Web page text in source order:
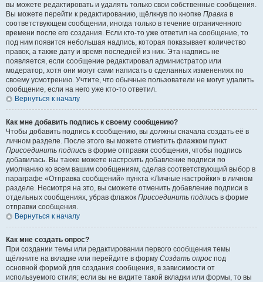
вы можете редактировать и удалять только свои собственные сообщения.
Вы можете перейти к редактированию, щёлкнув по кнопке Правка в
соответствующем сообщении, иногда только в течение ограниченного
времени после его создания. Если кто-то уже ответил на сообщение, то
под ним появится небольшая надпись, которая показывает количество
правок, а также дату и время последней из них. Эта надпись не
появляется, если сообщение редактировал администратор или
модератор, хотя они могут сами написать о сделанных изменениях по
своему усмотрению. Учтите, что обычные пользователи не могут удалить
сообщение, если на него уже кто-то ответил.
Вернуться к началу
Как мне добавить подпись к своему сообщению?
Чтобы добавить подпись к сообщению, вы должны сначала создать её в
личном разделе. После этого вы можете отметить флажком пункт
Присоединить подпись в форме отправки сообщения, чтобы подпись
добавилась. Вы также можете настроить добавление подписи по
умолчанию ко всем вашим сообщениям, сделав соответствующий выбор в
параграфе «Отправка сообщений» пункта «Личные настройки» в личном
разделе. Несмотря на это, вы сможете отменить добавление подписи в
отдельных сообщениях, убрав флажок Присоединить подпись в форме
отправки сообщения.
Вернуться к началу
Как мне создать опрос?
При создании темы или редактировании первого сообщения темы
щёлкните на вкладке или перейдите в форму Создать опрос под
основной формой для создания сообщения, в зависимости от
используемого стиля; если вы не видите такой вкладки или формы, то вы